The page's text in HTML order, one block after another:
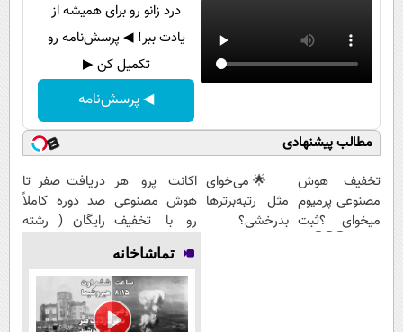
درد زانو رو برای همیشه از
یادت ببر! ◀ پرسش‌نامه رو
تکمیل کن ▶
◀ پرسش‌نامه
مطالب پیشنهادی
تخفیف هوش
مصنوعی پرمیوم
میخوای ؟ثبت
🌟 می‌خوای
مثل رتبه‌برترها
بدرخشی؟
اکانت پرو هر
هوش مصنوعی
رو با تخفیف
بخر؛دریافت
کدتخفیف👇👇👇
👇👇
دریافت صفر تا
صد دوره کاملاً
رایگان ( رشته
تماشاخانه